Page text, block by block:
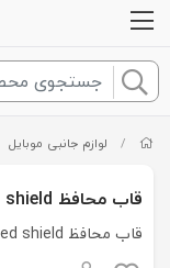
/ لوازم جانبی موبایل
قاب محافظ HTC One M8 Frosted shield
قاب محافظ HTC One M8 Frosted shield